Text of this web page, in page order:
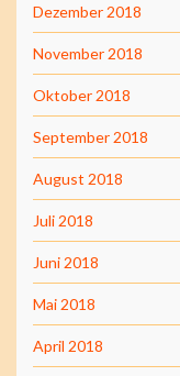
Dezember 2018
November 2018
Oktober 2018
September 2018
August 2018
Juli 2018
Juni 2018
Mai 2018
April 2018